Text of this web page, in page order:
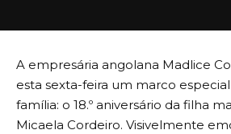
A empresária angolana Madlice
esta sexta-feira um marco
família: o 18.º aniversário da filha
Micaela Cordeiro. Visivelmente